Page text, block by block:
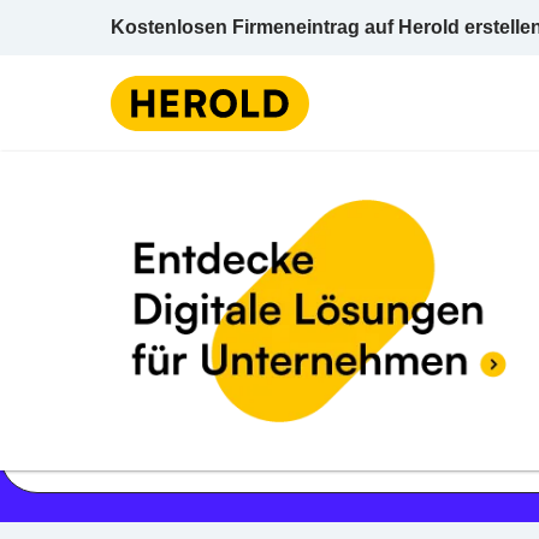
Kostenlosen Firmeneintrag auf Herold